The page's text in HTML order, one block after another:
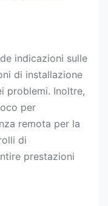
indicazioni sulle
di installazione
problemi. Inoltre,
per
remota per la
di
prestazioni